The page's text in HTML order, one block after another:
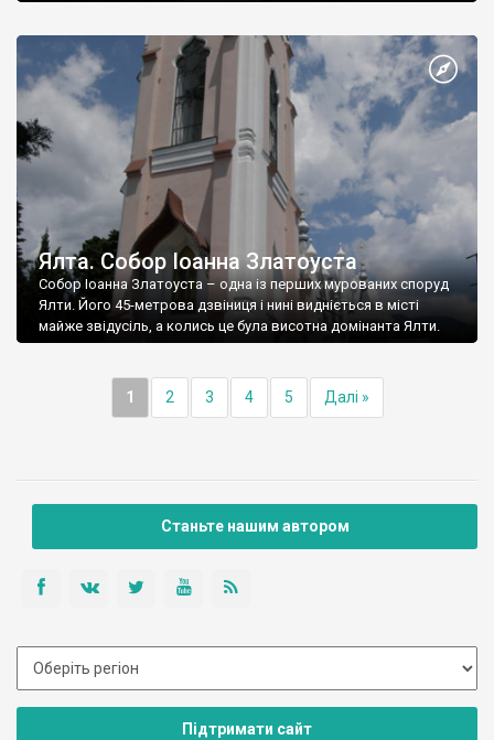
Ялта. Собор Іоанна Златоуста
Собор Іоанна Златоуста – одна із перших мурованих споруд
Ялти. Його 45-метрова дзвіниця і нині видніється в місті
майже звідусіль, а колись це була висотна домінанта Ялти.
1 2 3 4 5 Далі »
Станьте нашим автором
Підтримати сайт